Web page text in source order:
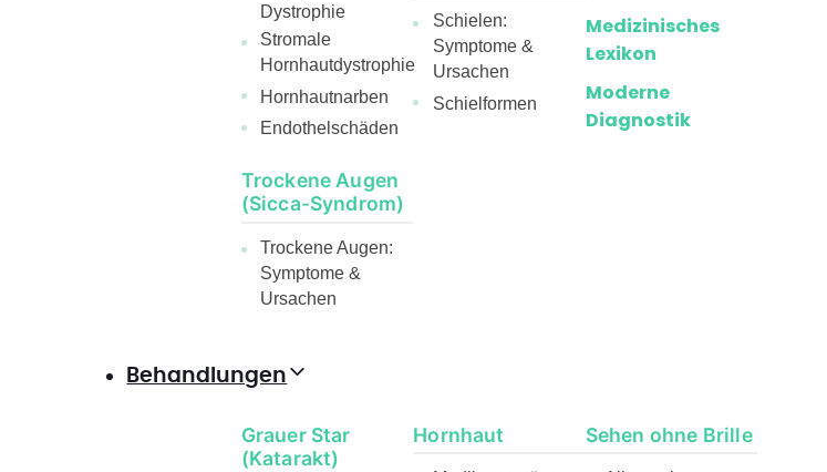
Dystrophie
Stromale
Hornhautdystrophie
Hornhautnarben
Endothelschäden
Trockene Augen
(Sicca-Syndrom)
Trockene Augen:
Symptome &
Ursachen
Schielen:
Symptome &
Ursachen
Schielformen
Medizinisches
Lexikon
Moderne
Diagnostik
Behandlungen
Grauer Star
(Katarakt)
Hornhaut Sehen ohne Brille